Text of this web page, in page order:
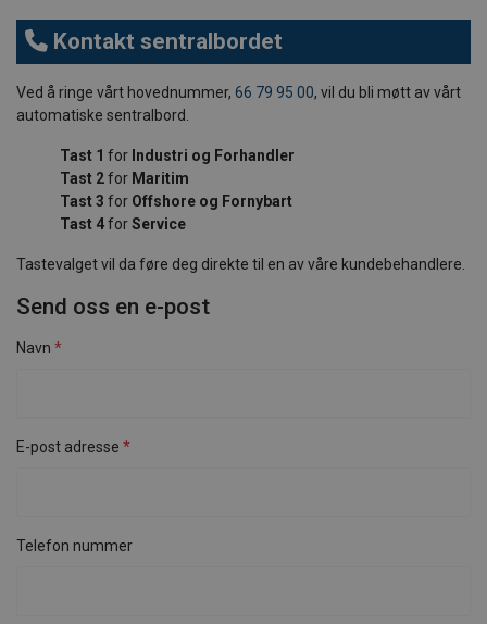
Kontakt sentralbordet
Ved å ringe vårt hovednummer, 66 79 95 00, vil du bli møtt av vårt
automatiske sentralbord.
Tast 1 for Industri og Forhandler
Tast 2for Maritim
Tast 3 for Offshore og Fornybart
Tast 4forService
Tastevalget vil da føre deg direkte til en av våre kundebehandlere.
Send oss en e-post
Navn
E-post adresse
Telefon nummer